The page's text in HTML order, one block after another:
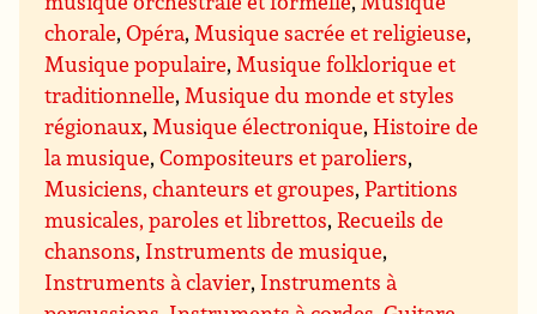
chorale,Opéra,Musique sacrée et religieuse,
Musique populaire,Musique folklorique et
traditionnelle,Musique du monde et styles
régionaux,Musique électronique,Histoire de
la musique,Compositeurs et paroliers,
Musiciens, chanteurs et groupes,Partitions
musicales, paroles et librettos,Recueils de
chansons, Instruments de musique,
Instruments à clavier, Instruments à